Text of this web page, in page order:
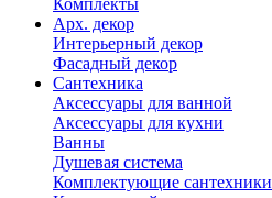
Комплекты
Арх. декор
Интерьерный декор
Фасадный декор
Сантехника
Аксессуары для ванной
Аксессуары для кухни
Ванны
Душевая система
Комплектующие сантехники